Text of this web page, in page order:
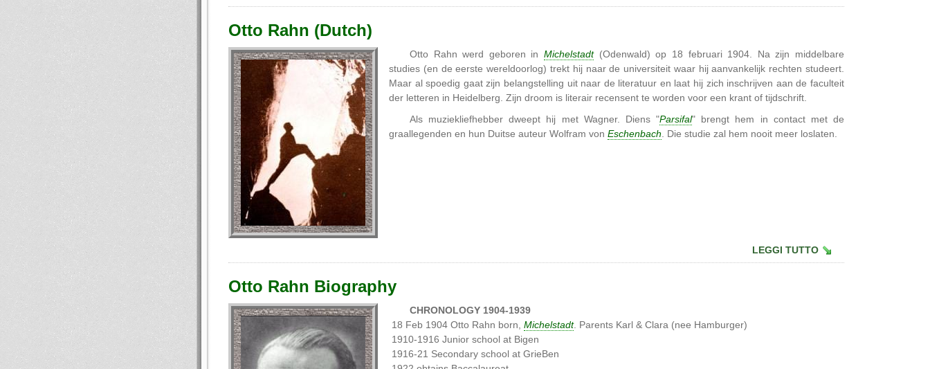
Otto Rahn (Dutch)
Otto Rahn werd geboren inMichelstadt(Odenwald) op 18 februari 1904. Na zijn middelbare
studies (en de eerste wereldoorlog) trekt hij naar de universiteit waar hij aanvankelijk rechten studeert.
Maar al spoedig gaat zijn belangstelling uit naar de literatuur en laat hij zich inschrijven aan de faculteit
der letteren in Heidelberg. Zijn droom is literair recensent te worden voor een krant of tijdschrift.
Als muziekliefhebber dweept hij met Wagner. Diens "Parsifal" brengt hem in contact met de
graallegenden en hun Duitse auteur Wolfram von Eschenbach . Die studie zal hem nooit meer loslaten.
LEGGI TUTTO
Otto Rahn Biography
CHRONOLOGY 1904-1939
18 Feb 1904 Otto Rahn born, Michelstadt. Parents Karl & Clara (nee Hamburger)
1910-1916 Junior school at Bigen
1916-21 Secondary school at GrieBen